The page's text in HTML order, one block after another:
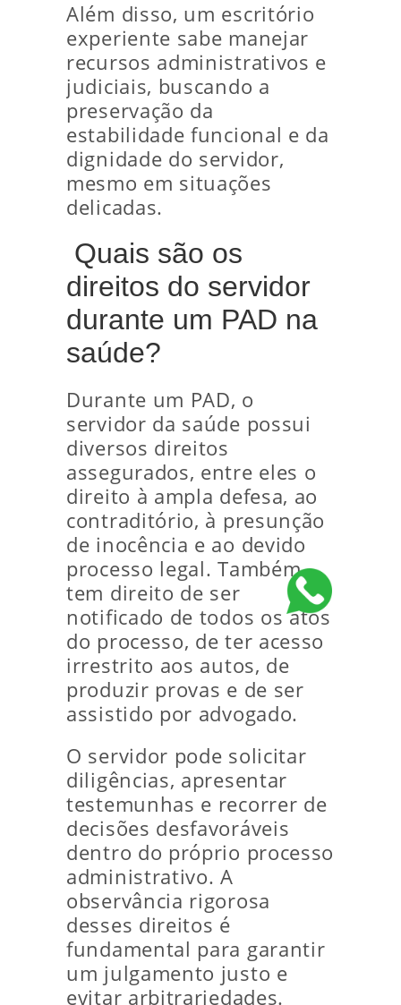
Além disso, um escritório
experiente sabe manejar
recursos administrativos e
judiciais, buscando a
preservação da
estabilidade funcional e da
dignidade do servidor,
mesmo em situações
delicadas.
Quais são os
direitos do servidor
durante um PAD na
saúde?
Durante um PAD, o
servidor da saúde possui
diversos direitos
assegurados, entre eles o
direito à ampla defesa, ao
contraditório, à presunção
de inocência e ao devido
processo legal. Também
tem direito de ser
notificado de todos os atos
do processo, de ter acesso
irrestrito aos autos, de
produzir provas e de ser
assistido por advogado.
O servidor pode solicitar
diligências, apresentar
testemunhas e recorrer de
decisões desfavoráveis
dentro do próprio processo
administrativo. A
observância rigorosa
desses direitos é
fundamental para garantir
um julgamento justo e
evitar arbitrariedades.